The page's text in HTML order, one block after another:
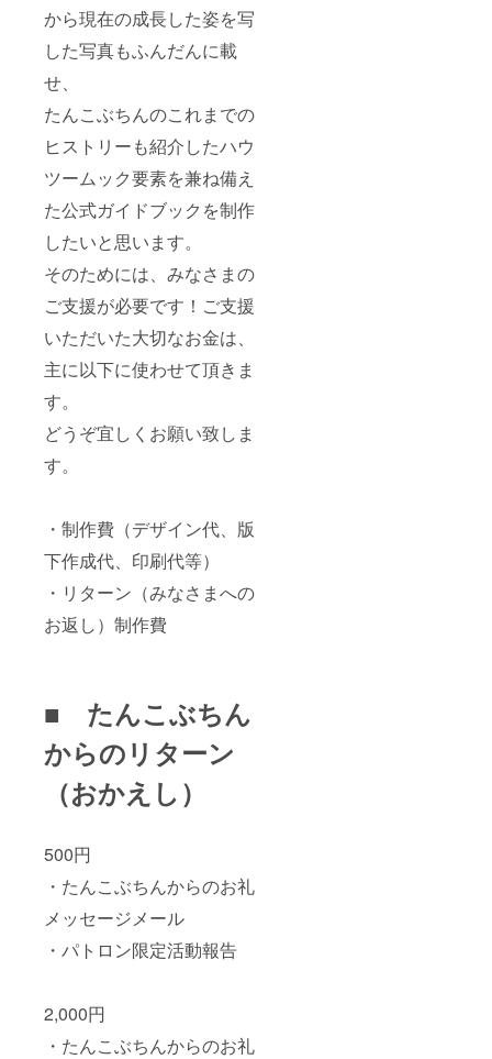
から現在の成長した姿を写
した写真もふんだんに載
せ、
たんこぶちんのこれまでの
ヒストリーも紹介したハウ
ツームック要素を兼ね備え
た公式ガイドブックを制作
したいと思います。
そのためには、みなさまの
ご支援が必要です！ご支援
いただいた大切なお金は、
主に以下に使わせて頂きま
す。
どうぞ宜しくお願い致しま
す。
・制作費（デザイン代、版
下作成代、印刷代等）
・リターン（みなさまへの
お返し）制作費
■ たんこぶちん
からのリターン
（おかえし）
500円
・たんこぶちんからのお礼
メッセージメール
・パトロン限定活動報告
2,000円
・たんこぶちんからのお礼